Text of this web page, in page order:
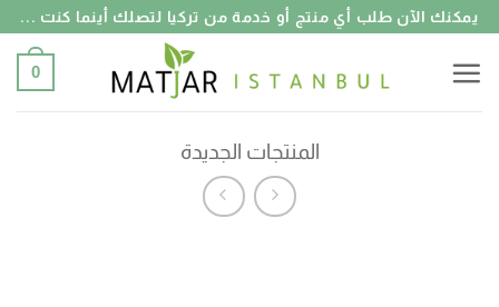
تخطي
يمكنك الآن طلب أي منتج أو خدمة من تركيا لتصلك أينما كنت ...
0
المنتجات الجديدة